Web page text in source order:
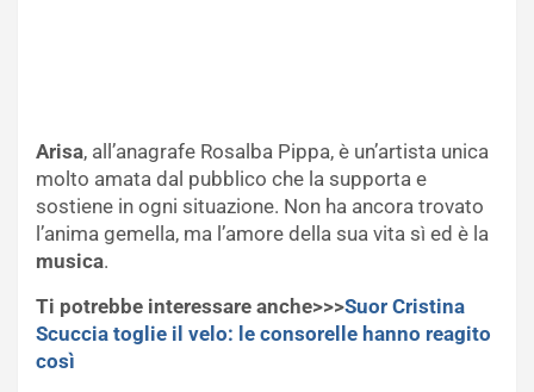
Arisa, all’anagrafe Rosalba Pippa, è un’artista unica
molto amata dal pubblico che la supporta e
sostiene in ogni situazione. Non ha ancora trovato
l’anima gemella, ma l’amore della sua vita sì ed è la
musica.
Ti potrebbe interessare anche>>>Suor Cristina
Scuccia toglie il velo: le consorelle hanno reagito
così